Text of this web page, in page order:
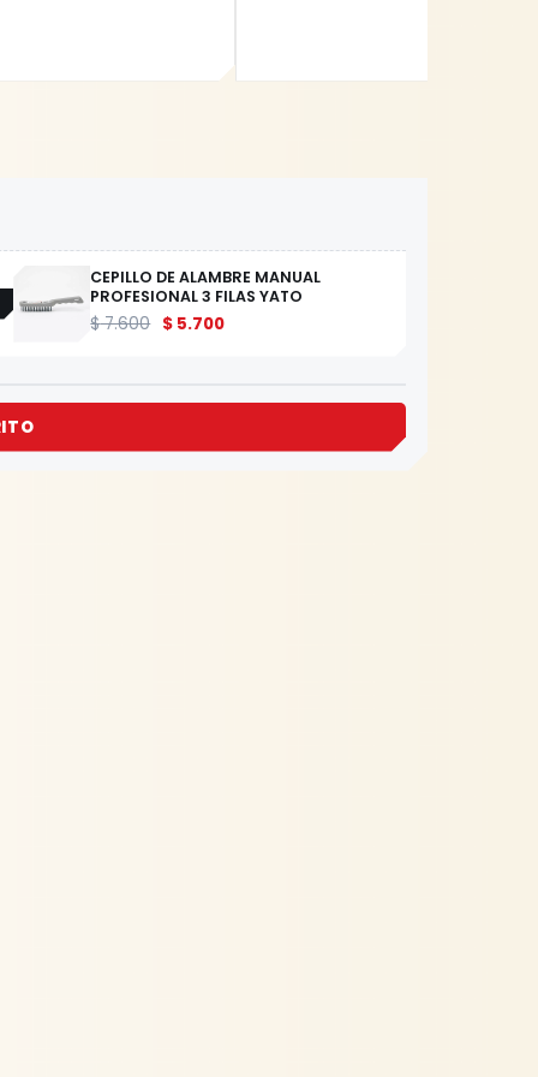
CEPILLO DE ALAMBRE MANUAL
PROFESIONAL 3 FILAS YATO
$7.600 $ 5.700